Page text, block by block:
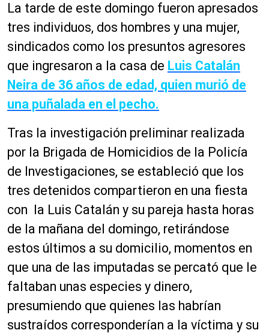
La tarde de este domingo fueron apresados
tres individuos, dos hombres y una mujer,
sindicados como los presuntos agresores
que ingresaron a la casa de Luis Catalán
Neira de 36 años de edad, quien murió de
una puñalada en el pecho.
Tras la investigación preliminar realizada
por la Brigada de Homicidios de la Policía
de Investigaciones, se estableció que los
tres detenidos compartieron en una fiesta
con la Luis Catalán y su pareja hasta horas
de la mañana del domingo, retirándose
estos últimos a su domicilio, momentos en
que una de las imputadas se percató que le
faltaban unas especies y dinero,
presumiendo que quienes las habrían
sustraídos corresponderían a la víctima y su